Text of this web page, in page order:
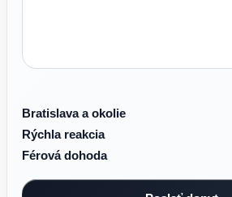
Bratislava a okolie
Rýchla reakcia
Férová dohoda